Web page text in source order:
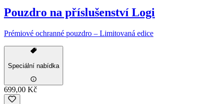
Pouzdro na příslušenství Logi
Prémiové ochranné pouzdro – Limitovaná edice
Speciální nabídka
699,00 Kč